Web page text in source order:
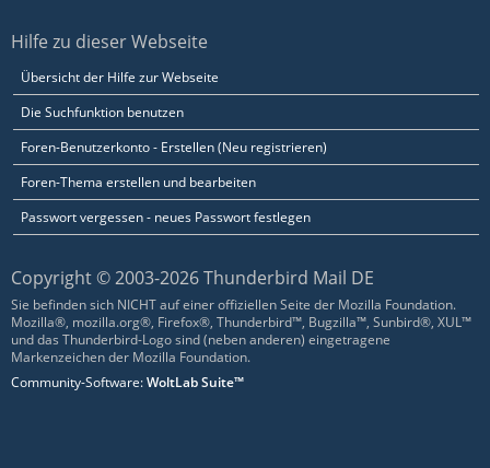
Hilfe zu dieser Webseite
Übersicht der Hilfe zur Webseite
Die Suchfunktion benutzen
Foren-Benutzerkonto - Erstellen (Neu registrieren)
Foren-Thema erstellen und bearbeiten
Passwort vergessen - neues Passwort festlegen
Copyright © 2003-2026 Thunderbird Mail DE
Sie befinden sich NICHT auf einer offiziellen Seite der Mozilla Foundation.
Mozilla®, mozilla.org®, Firefox®, Thunderbird™, Bugzilla™, Sunbird®, XUL™
und das Thunderbird-Logo sind (neben anderen) eingetragene
Markenzeichen der Mozilla Foundation.
Community-Software:WoltLab Suite™